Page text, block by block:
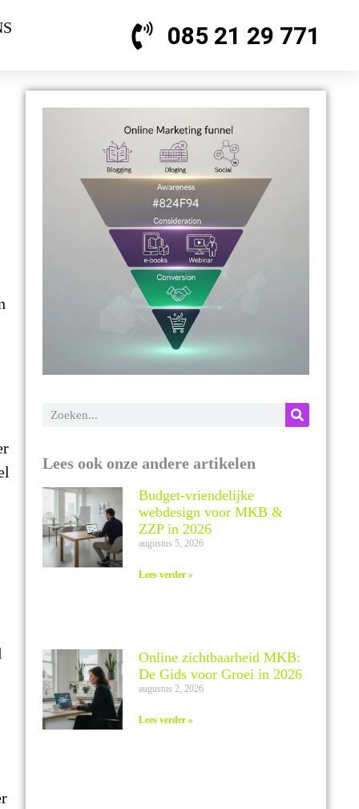
085 21 29 771
Lees ook onze andere artikelen
Budget-vriendelijke
webdesign voor MKB &
ZZP in 2026
augustus 5, 2026
Lees verder »
Online zichtbaarheid MKB:
De Gids voor Groei in 2026
augustus 2, 2026
Lees verder »